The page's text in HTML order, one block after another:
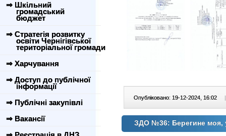
⇒ Шкільний
громадський
бюджет
⇒ Стратегія розвитку
освіти Чернігівської
територіальної громади
⇒ Харчування
⇒ Доступ до публічної
інформації
⇒ Публічні закупівлі
⇒ Вакансії
Опубліковано: 19-12-2024, 16:02 |
ЗДО №36: Берегине моя,